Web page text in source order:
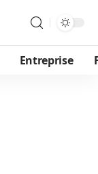
Entreprise